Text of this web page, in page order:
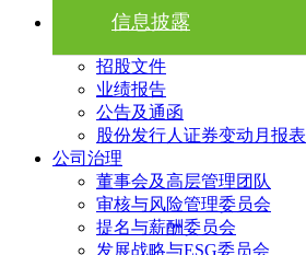
信息披露
招股文件
业绩报告
公告及通函
股份发行人证券变动月报表
公司治理
董事会及高层管理团队
审核与风险管理委员会
提名与薪酬委员会
发展战略与ESG委员会